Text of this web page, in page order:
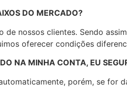
DO MERCADO?
nossos clientes. Sendo
oferecer condições
NA MINHA CONTA, EU
porém, se for